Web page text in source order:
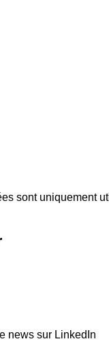
sont uniquement
news sur LinkedIn